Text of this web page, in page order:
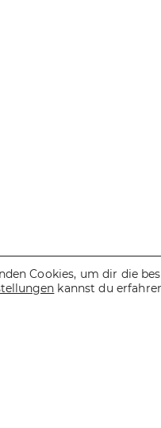
Cookies, um dir die
kannst du